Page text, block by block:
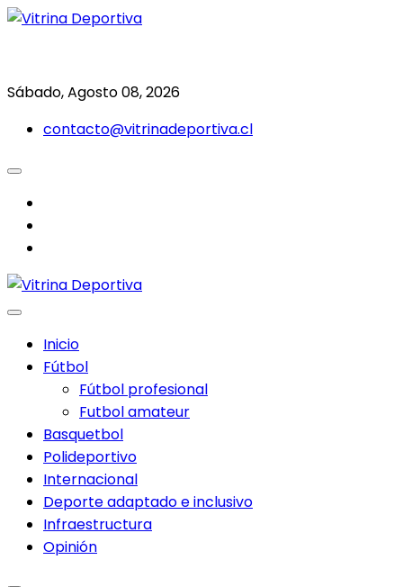
Saltar
Sábado, Agosto 08, 2026
contacto@vitrinadeportiva.cl
Inicio
Fútbol
Fútbol profesional
Futbol amateur
Basquetbol
Polideportivo
Internacional
Deporte adaptado e inclusivo
Infraestructura
Opinión